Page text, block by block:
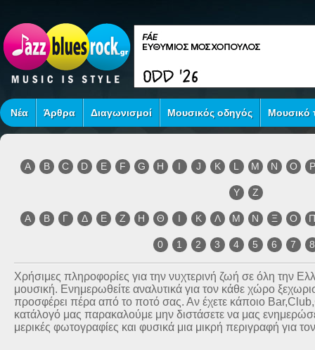
Νέα Άρθρα Διαγωνισμοί Μουσικός οδηγός Μουσικό
A B C D E F G H I J K L M N O P
Y Z
Α Β Γ Δ Ε Ζ Η Θ Ι Κ Λ Μ Ν Ξ Ο
0 1 2 3 4 5 6 7 8
Χρήσιμες πληροφορίες για την νυχτερινή ζωή σε όλη την
μουσική. Ενημερωθείτε αναλυτικά για τον κάθε χώρο
προσφέρει πέρα από το ποτό σας. Αν έχετε κάποιο
κατάλογό μας παρακαλούμε μην διστάσετε να μας
μερικές φωτογραφίες και φυσικά μια μικρή περιγραφή για